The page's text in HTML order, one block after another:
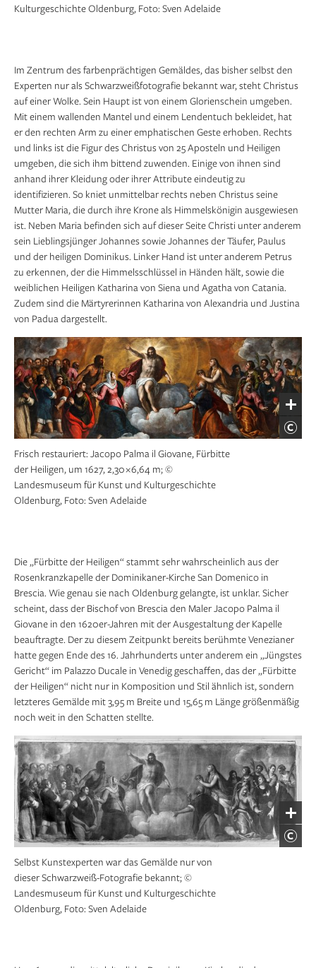
Kulturgeschichte Oldenburg, Foto: Sven Adelaide
Im Zentrum des farbenprächtigen Gemäldes, das bisher selbst den
Experten nur als Schwarzweißfotografie bekannt war, steht Christus
auf einer Wolke. Sein Haupt ist von einem Glorienschein umgeben.
Mit einem wallenden Mantel und einem Lendentuch bekleidet, hat
er den rechten Arm zu einer emphatischen Geste erhoben. Rechts
und links ist die Figur des Christus von 25 Aposteln und Heiligen
umgeben, die sich ihm bittend zuwenden. Einige von ihnen sind
anhand ihrer Kleidung oder ihrer Attribute eindeutig zu
identifizieren. So kniet unmittelbar rechts neben Christus seine
Mutter Maria, die durch ihre Krone als Himmelskönigin ausgewiesen
ist. Neben Maria befinden sich auf dieser Seite Christi unter anderem
sein Lieblingsjünger Johannes sowie Johannes der Täufer, Paulus
und der heiligen Dominikus. Linker Hand ist unter anderem Petrus
zu erkennen, der die Himmelsschlüssel in Händen hält, sowie die
weiblichen Heiligen Katharina von Siena und Agatha von Catania.
Zudem sind die Märtyrerinnen Katharina von Alexandria und Justina
von Padua dargestellt.
Frisch restauriert: Jacopo Palma il Giovane, Fürbitte
der Heiligen, um 1627, 2,30 × 6,64 m; ©
Landesmuseum für Kunst und Kulturgeschichte
Oldenburg, Foto: Sven Adelaide
Die „Fürbitte der Heiligen“ stammt sehr wahrscheinlich aus der
Rosenkranzkapelle der Dominikaner-Kirche San Domenico in
Brescia. Wie genau sie nach Oldenburg gelangte, ist unklar. Sicher
scheint, dass der Bischof von Brescia den Maler Jacopo Palma il
Giovane in den 1620er-Jahren mit der Ausgestaltung der Kapelle
beauftragte. Der zu diesem Zeitpunkt bereits berühmte Venezianer
hatte gegen Ende des 16. Jahrhunderts unter anderem ein „Jüngstes
Gericht“ im Palazzo Ducale in Venedig geschaffen, das der „Fürbitte
der Heiligen“ nicht nur in Komposition und Stil ähnlich ist, sondern
letzteres Gemälde mit 3,95 m Breite und 15,65 m Länge größenmäßig
noch weit in den Schatten stellte.
Selbst Kunstexperten war das Gemälde nur von
dieser Schwarzweiß-Fotografie bekannt; ©
Landesmuseum für Kunst und Kulturgeschichte
Oldenburg, Foto: Sven Adelaide